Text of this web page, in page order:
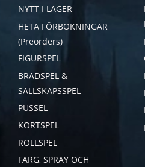
NYTT I LAGER
HETA FÖRBOKNINGAR
(Preorders)
FIGURSPEL
BRÄDSPEL &
SÄLLSKAPSSPEL
PUSSEL
KORTSPEL
ROLLSPEL
FÄRG, SPRAY OCH